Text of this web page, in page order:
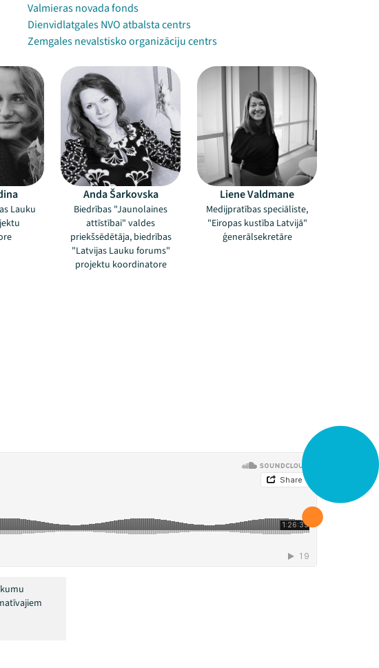
Valmieras novada fonds
Dienvidlatgales NVO atbalsta centrs
Zemgales nevalstisko organizāciju centrs
Lauku
Anda Šarkovska
Biedrības "Jaunolaines
attīstībai" valdes
priekšsēdētāja, biedrības
"Latvijas Lauku forums"
projektu koordinatore
Liene Valdmane
Medijpratības speciāliste,
"Eiropas kustība Latvijā"
ģenerālsekretāre